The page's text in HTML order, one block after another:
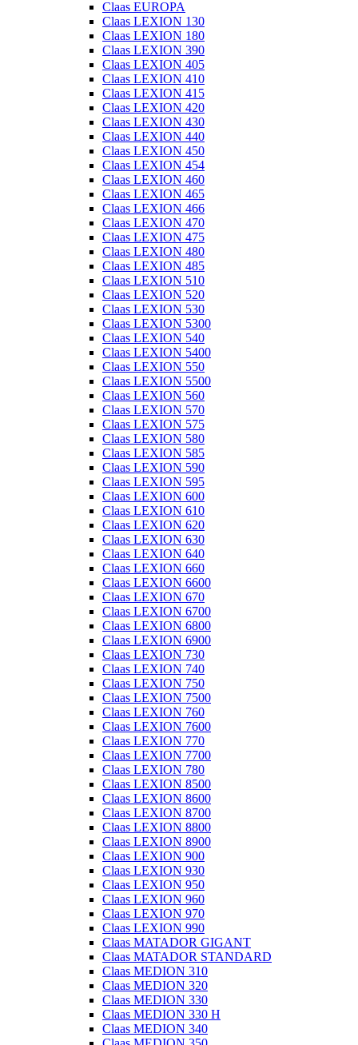
Claas EUROPA
Claas LEXION 130
Claas LEXION 180
Claas LEXION 390
Claas LEXION 405
Claas LEXION 410
Claas LEXION 415
Claas LEXION 420
Claas LEXION 430
Claas LEXION 440
Claas LEXION 450
Claas LEXION 454
Claas LEXION 460
Claas LEXION 465
Claas LEXION 466
Claas LEXION 470
Claas LEXION 475
Claas LEXION 480
Claas LEXION 485
Claas LEXION 510
Claas LEXION 520
Claas LEXION 530
Claas LEXION 5300
Claas LEXION 540
Claas LEXION 5400
Claas LEXION 550
Claas LEXION 5500
Claas LEXION 560
Claas LEXION 570
Claas LEXION 575
Claas LEXION 580
Claas LEXION 585
Claas LEXION 590
Claas LEXION 595
Claas LEXION 600
Claas LEXION 610
Claas LEXION 620
Claas LEXION 630
Claas LEXION 640
Claas LEXION 660
Claas LEXION 6600
Claas LEXION 670
Claas LEXION 6700
Claas LEXION 6800
Claas LEXION 6900
Claas LEXION 730
Claas LEXION 740
Claas LEXION 750
Claas LEXION 7500
Claas LEXION 760
Claas LEXION 7600
Claas LEXION 770
Claas LEXION 7700
Claas LEXION 780
Claas LEXION 8500
Claas LEXION 8600
Claas LEXION 8700
Claas LEXION 8800
Claas LEXION 8900
Claas LEXION 900
Claas LEXION 930
Claas LEXION 950
Claas LEXION 960
Claas LEXION 970
Claas LEXION 990
Claas MATADOR GIGANT
Claas MATADOR STANDARD
Claas MEDION 310
Claas MEDION 320
Claas MEDION 330
Claas MEDION 330 H
Claas MEDION 340